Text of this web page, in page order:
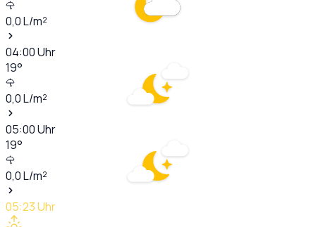
0,0L/m²
04:00Uhr
19°
0,0L/m²
05:00Uhr
19°
0,0L/m²
05:23Uhr